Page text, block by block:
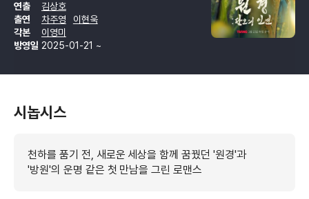
연출
김상호
출연
차주영
이현욱
각본
이영미
방영일 2025-01-21 ~
시놉시스
천하를 품기 전, 새로운 세상을 함께 꿈꿨던 '원경'과
'방원'의 운명 같은 첫 만남을 그린 로맨스